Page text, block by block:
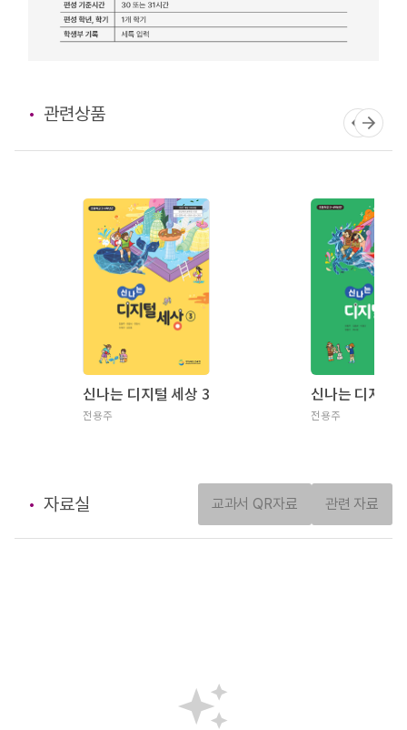
관련상품
신나는 디지털 세상 3
전용주
신나는 디지털
전용주
자료실 교과서 QR자료 관련 자료